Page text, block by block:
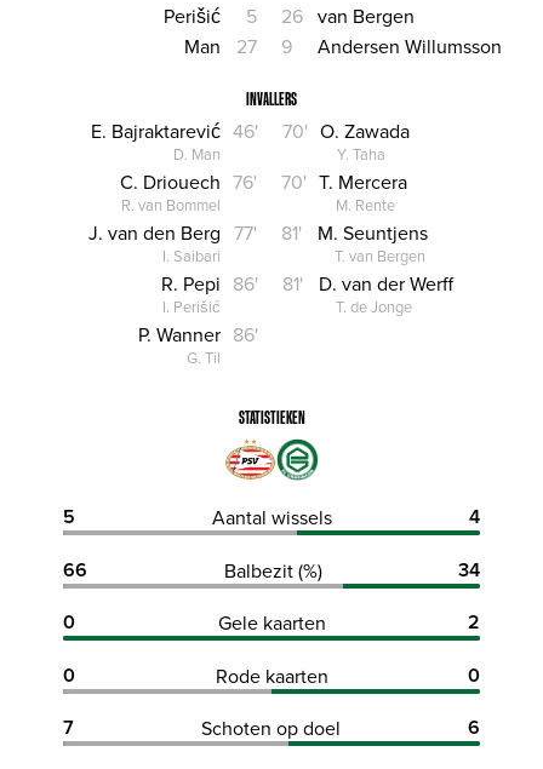
Perišić
5 van Bergen
26
Man
27 Andersen Willumsson
9
INVALLERS
E. Bajraktarević
D. Man
46' O. Zawada
Y. Taha
70'
C. Driouech
R. van Bommel
76' T. Mercera
M. Rente
70'
J. van den Berg
I. Saibari
77' M. Seuntjens
T. van Bergen
81'
R. Pepi
I. Perišić
86' D. van der Werff
T. de Jonge
81'
P. Wanner
G. Til
86'
STATISTIEKEN
5 Aantal wissels
4
66
Balbezit (%)
34
0
Gele kaarten
2
0
Rode kaarten
0
7
Schoten op doel 6